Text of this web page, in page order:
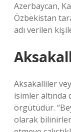
Azerbaycan,
Özbekistan
adı verilen
Aksakalliler
isimler
örgütüdür.
olarak